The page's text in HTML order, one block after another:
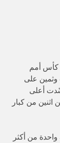
كأس أمم
صعب وثمين على
أعلى
اثنين من كبار
من أكثر